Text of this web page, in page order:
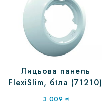
Лицьова панель
FlexiSlim, біла (71210)
3 009 ₴